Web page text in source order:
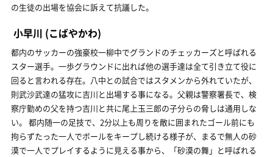
の生徒の出場を協会に訴えて抗議した。
小早川 (こばやかわ)
都内のサッカーの強豪校一柳中でグランドのチェッカーズと呼ばれる
スター選手。一歩グラウンドに出れば他の選手達は全て引き立て役に
回ると言われる存在。八中との試合ではスタメンから外れていたが、
則武沙武達の猛攻に吉川と出場する事になる。父親は警察署長で、検
察庁勤めの父を持つ吉川と共に尾上玉三郎の子分らの脅しは通用しな
い。 都内随一の足技で、2分以上も周りを敵に囲まれたゴール前にも
拘らずたった一人でボールをキープし続ける様子が、まるで無人の砂
漠で一人でプレイするように見える事から、「砂漠の舞」と呼ばれる